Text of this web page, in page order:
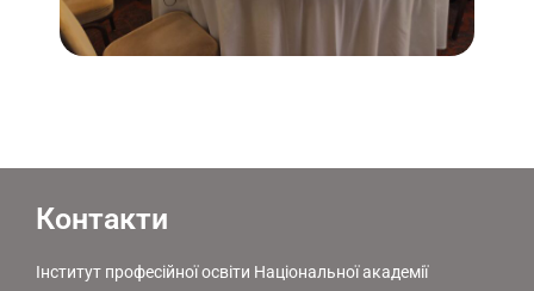
Контакти
Інститут професійної освіти Національної академії